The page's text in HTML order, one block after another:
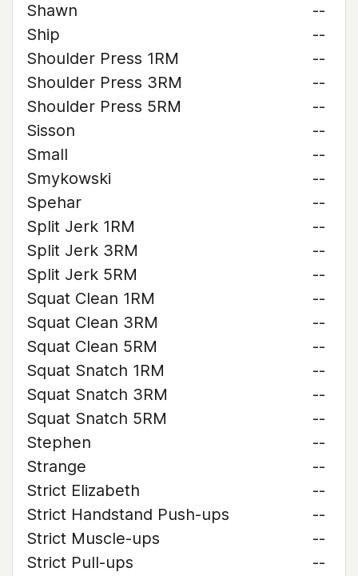
Shawn
--
Ship
--
Shoulder Press 1RM
--
Shoulder Press 3RM
--
Shoulder Press 5RM
--
Sisson
--
Small
--
Smykowski
--
Spehar
--
Split Jerk 1RM
--
Split Jerk 3RM
--
Split Jerk 5RM
--
Squat Clean 1RM
--
Squat Clean 3RM
--
Squat Clean 5RM
--
Squat Snatch 1RM
--
Squat Snatch 3RM
--
Squat Snatch 5RM
--
Stephen
--
Strange
--
Strict Elizabeth
--
Strict Handstand Push-ups
--
Strict Muscle-ups
--
Strict Pull-ups
--